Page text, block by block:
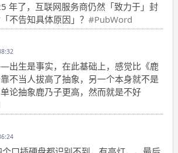
年了，互联网服务商仍然「致力于」封
不告知具体原因」？ #PubWord
出生是事实，在此基础上，感觉比《鹿
不当人拔高了抽象，另一个本身就不是
论抽象鹿乃子更高，然而就是不好